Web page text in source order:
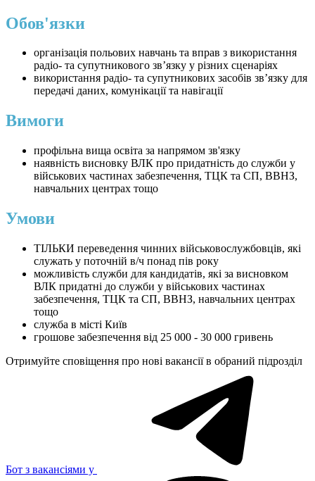
Обов'язки
організація польових навчань та вправ з використання
радіо- та супутникового зв’язку у різних сценаріях
використання радіо- та супутникових засобів зв’язку для
передачі даних, комунікації та навігації
Вимоги
профільна вища освіта за напрямом зв'язку
наявність висновку ВЛК про придатність до служби у
військових частинах забезпечення, ТЦК та СП, ВВНЗ,
навчальних центрах тощо
Умови
ТІЛЬКИ переведення чинних військовослужбовців, які
служать у поточній в/ч понад пів року
можливість служби для кандидатів, які за висновком
ВЛК придатні до служби у військових частинах
забезпечення, ТЦК та СП, ВВНЗ, навчальних центрах
тощо
служба в місті Київ
грошове забезпечення від 25 000 - 30 000 гривень
Отримуйте сповіщення про нові вакансії в обраний підрозділ
Бот з вакансіями у